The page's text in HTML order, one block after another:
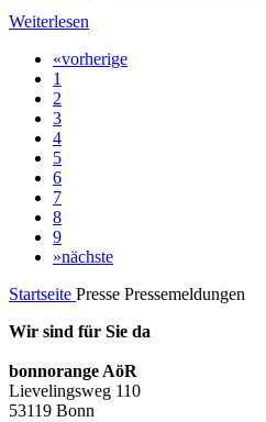
Weiterlesen
«vorherige
1
2
3
4
5
6
7
8
9
»nächste
Startseite Presse Pressemeldungen
Wir sind für Sie da
bonnorange AöR
Lievelingsweg 110
53119 Bonn